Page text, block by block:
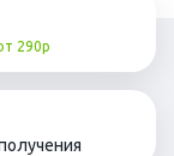
290р